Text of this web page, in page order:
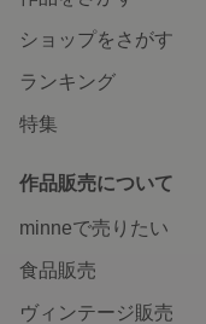
ショップをさがす
ランキング
特集
作品販売について
minneで売りたい
食品販売
ヴィンテージ販売